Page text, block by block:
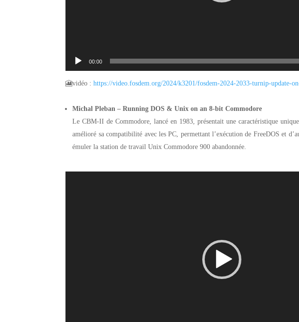
00:00
🎦vidéo :https://video.fosdem.org/2024/k3201/fosdem-2024-2033-turnip-update-
Michal Pleban – Running DOS & Unix on an 8-bit Commodore
Le CBM-II de Commodore, lancé en 1983, présentait une caractéristique
amélioré sa compatibilité avec les PC, permettant l’exécution de FreeDOS et
émuler la station de travail Unix Commodore 900 abandonnée.